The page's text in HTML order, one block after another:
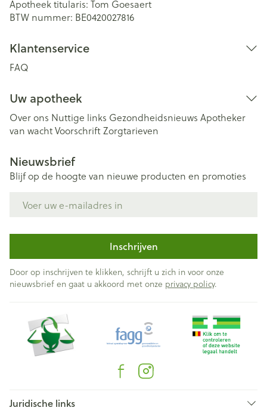
Apotheek titularis: Tom Goesaert
BTW nummer: BE0420027816
Klantenservice
FAQ
Uw apotheek
Over ons Nuttige links Gezondheidsnieuws Apotheker
van wachtVoorschriftZorgtarieven
Nieuwsbrief
Blijf op de hoogte van nieuwe producten en promoties
Inschrijven
Door op inschrijven te klikken, schrijft u zich in voor onze
nieuwsbrief en gaat u akkoord met onze privacy policy.
Juridische links